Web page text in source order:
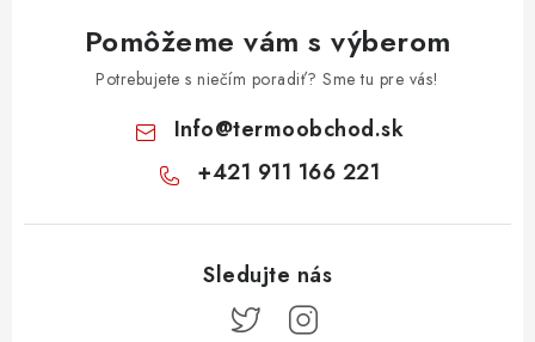
Pomôžeme vám s výberom
Potrebujete s niečím poradiť? Sme tu pre vás!
Info@termoobchod.sk
+421 911 166 221